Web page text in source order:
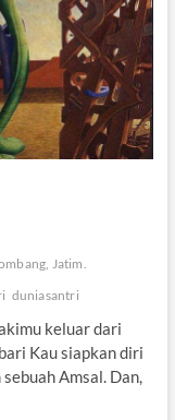
Jatim.
duniasantri
keluar dari
Kau siapkan diri
Amsal. Dan,